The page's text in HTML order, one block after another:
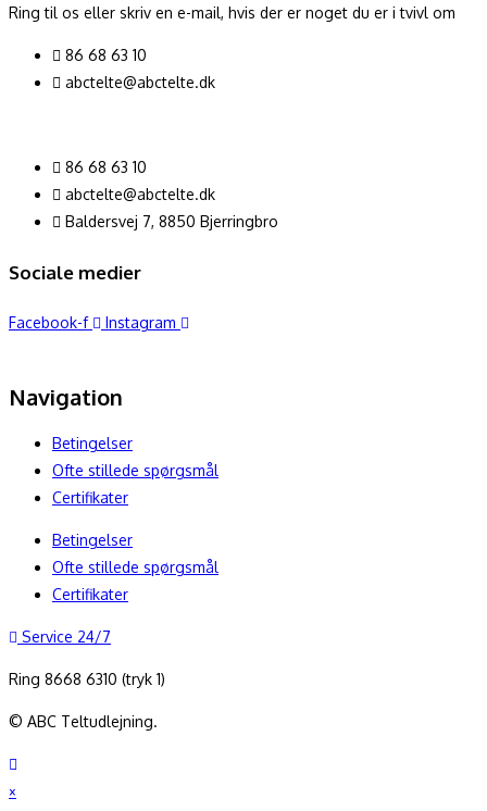
Ring til os eller skriv en e-mail, hvis der er noget du er i tvivl om
86 68 63 10
abctelte@abctelte.dk
86 68 63 10
abctelte@abctelte.dk
Baldersvej 7, 8850 Bjerringbro
Sociale medier
Facebook-f Instagram
Navigation
Betingelser
Ofte stillede spørgsmål
Certifikater
Betingelser
Ofte stillede spørgsmål
Certifikater
Service 24/7
Ring 8668 6310 (tryk 1)
© ABC Teltudlejning.
×